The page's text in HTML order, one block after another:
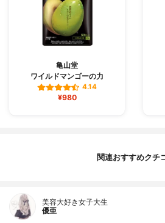
亀山堂
ワイルドマンゴーの力
4.14
¥980
関連おすすめクチ
美容大好き女子大生
優亜